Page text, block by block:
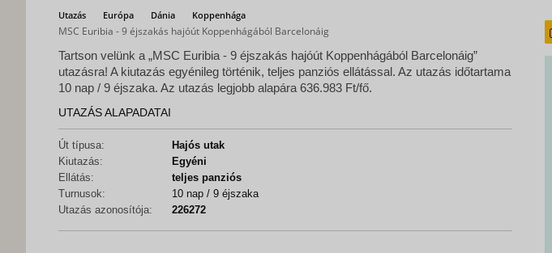
Utazás Európa Dánia Koppenhága
MSC Euribia - 9 éjszakás hajóút Koppenhágából Barcelonáig
Tartson velünk a „MSC Euribia - 9 éjszakás hajóút Koppenhágából Barcelonáig”
utazásra! A kiutazás egyénileg történik, teljes panziós ellátással. Az utazás időtartama
10 nap / 9 éjszaka. Az utazás legjobb alapára 636.983 Ft/fő.
UTAZÁS ALAPADATAI
Út típusa:
Hajós utak
Kiutazás:
Egyéni
Ellátás:
teljes panziós
Turnusok:
10 nap / 9 éjszaka
Utazás azonosítója:
226272